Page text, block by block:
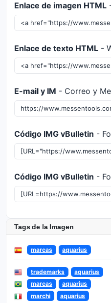
Enlace de imagen HTML
Enlace de texto HTML -
E-mail y IM - Correo y
Código IMG vBulletin -
Código IMG vBulletin -
Tags de la Imagen
marcas aquarius
trademarks
aquarius
marcas
aquarius
marchi
aquarius